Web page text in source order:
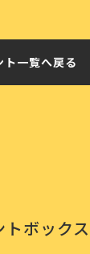
ト一覧へ戻る
トボックス